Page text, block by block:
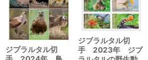
絞り込む
ジブラルタル切
ジブラルタル切
手 2023年 ジブ